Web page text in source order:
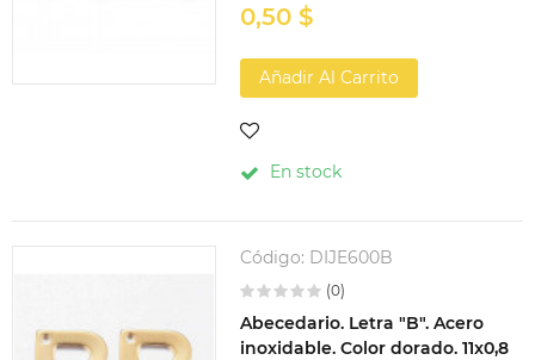
0,50 $
Añadir Al Carrito
En stock
Código: DIJE600B
(0)
Abecedario. Letra "B". Acero
inoxidable. Color dorado. 11x0,8